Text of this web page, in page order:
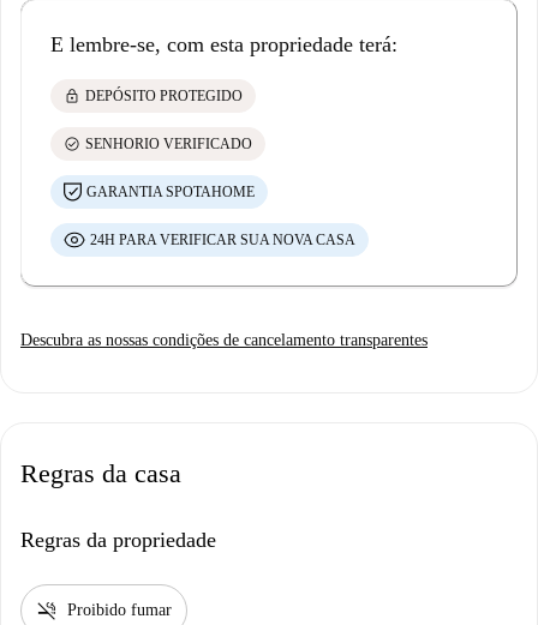
E lembre-se, com esta propriedade terá:
lock DEPÓSITO PROTEGIDO
check_circle SENHORIO VERIFICADO
GARANTIA SPOTAHOME
24H PARA VERIFICAR SUA NOVA CASA
Descubra as nossas condições de cancelamento transparentes
Regras da casa
Regras da propriedade
smoke_free Proibido fumar